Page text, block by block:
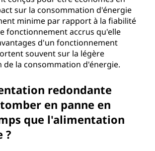
sur la consommation d'énergie
minime par rapport à la fiabilité
fonctionnement accrus qu'elle
d'un fonctionnement
souvent sur la légère
la consommation d'énergie.
redondante
en panne en
que l'alimentation
?